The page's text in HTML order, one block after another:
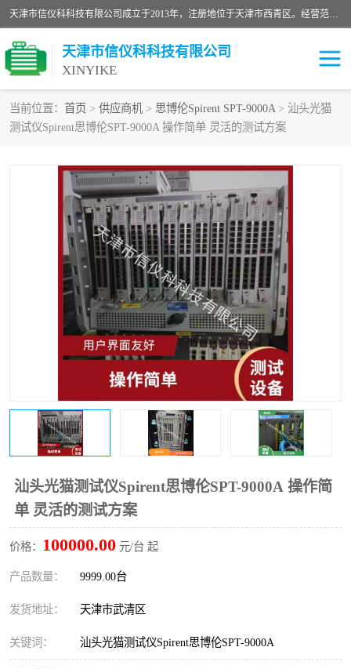
天津市信仪科科技有限公司成立于2013年，注册地位于天津市西青区。经营范围包括计算机软件、电子产品、仪器技术开发、技术转让、技术咨询、技术服务、网络工程、电子监控工程安装等；主要产品有：网络流量测试仪、Ixia XM2、XM12、XGS2、XGS12、400T、1600T、X16网络协议分析仪，Agilent N2X 等等各种型号，欢迎来电咨询。
天津市信仪科科技有限公司
XINYIKE
当前位置： 首页 > 供应商机 > 思博伦Spirent SPT-9000A > 汕头光猫
测试仪Spirent思博伦SPT-9000A 操作简单 灵活的测试方案
汕头光猫测试仪Spirent思博伦SPT-9000A 操作简
单 灵活的测试方案
价格： 100000.00 元/台 起
产品数量： 9999.00台
发货地址： 天津市武清区
关键词： 汕头光猫测试仪Spirent思博伦SPT-9000A
思博伦Spirent C50 思博伦Spirent C1
思博伦Spirent C100 思博伦Spirent N4U
思博伦Spirent N11U 思博伦Spirent SPT-2U
思博伦600B 思博伦SPT-2000A-HS
思博伦Spirent SPT-3U 思博伦TestCenter
发包仪IXIA XGS2 思博伦Spirent SPT-9000A